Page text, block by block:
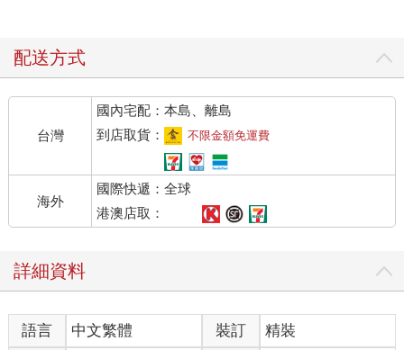
配送方式
台灣
國內宅配：本島、離島
到店取貨：
不限金額免運費
海外
國際快遞：全球
港澳店取：
詳細資料
語言 中文繁體 裝訂
精裝